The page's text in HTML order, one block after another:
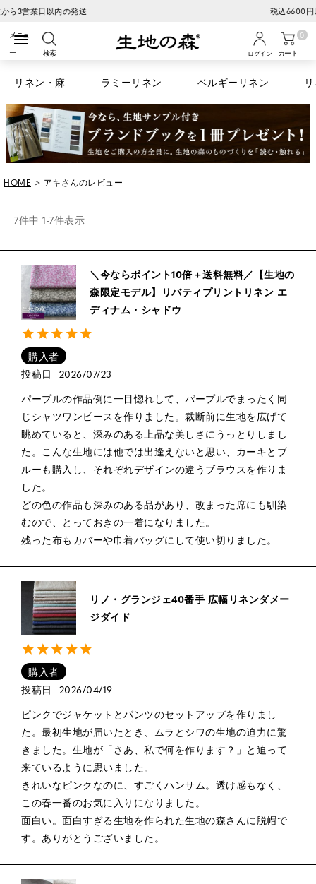
検索 ログイン カート
0
リネン・麻 ラミーリネン ベルギーリネン
HOME アキさんのレビュー
7件中 1-7件表示
＼今ならポイント10倍＋送料無料／【生地の
森限定モデル】リバティプリントリネン エ
ディナム・シャドウ
購入者
投稿日
2026/07/23
パープルの作品例に一目惚れして、パープルでまったく同
じシャツワンピースを作りました。裁断前に生地を広げて
眺めていると、深みのある上品な美しさにうっとりしまし
た。こんな生地には他では出逢えないと思い、カーキとブ
ルーも購入し、それぞれデザインの違うブラウスを作りま
した。
どの色の作品も深みのある品があり、改まった席にも馴染
むので、とっておきの一着になりました。
残った布もカバーや巾着バッグにして使い切りました。
リノ・グランジェ40番手 広幅リネンダメー
ジダイド
購入者
投稿日
2026/04/19
ピンクでジャケットとパンツのセットアップを作りまし
た。最初生地が届いたとき、ムラとシワの生地の迫力に驚
きました。生地が「さあ、私で何を作ります？」と迫って
来ているように思いました。
きれいなピンクなのに、すごくハンサム。透け感もなく、
この春一番のお気に入りになりました。
面白い。面白すぎる生地を作られた生地の森さんに脱帽で
す。ありがとうございました。